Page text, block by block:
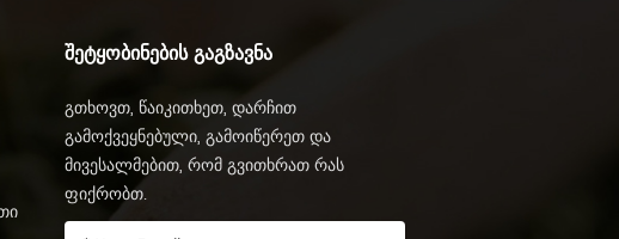
ᲨᲔᲢᲧᲝᲑᲘᲜᲔᲑᲘᲡ ᲒᲐᲒᲖᲐᲕᲜᲐ
გთხოვთ, წაიკითხეთ, დარჩით
გამოქვეყნებული, გამოიწერეთ და
მივესალმებით, რომ გვითხრათ რას
ფიქრობთ.